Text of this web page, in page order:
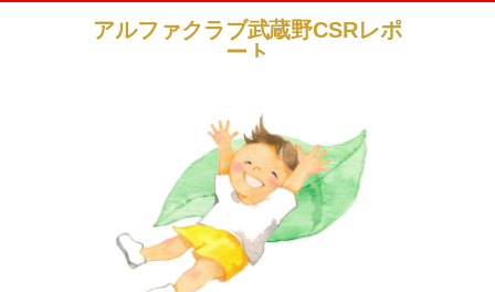
アルファクラブ武蔵野CSRレポ
ート